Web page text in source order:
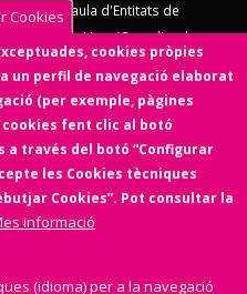
Racisme, Taula d'Entitats de
La Marina,Vern (Coordinadora
Xarxa d'Economia Solidària
un conveni de col·laboració amb
Coordinadora Catalana de
Barcelona és membre deXarxa
Ètic i Solidari,Associació
per una entitat de l'Economia
Cookies
cookies pròpies
un perfil de navegació elaborat
(per exemple, pàgines
fent clic al botó
a través del botó “Configurar
les Cookies tècniques
Cookies”. Pot consultar la
informació
(idioma) per a la navegació